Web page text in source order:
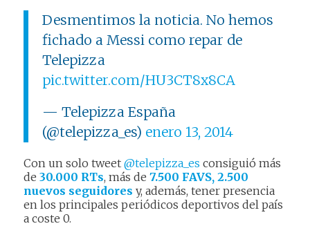
Desmentimos la noticia. No hemos
fichado a Messi como repar de
Telepizza
pic.twitter.com/HU3CT8x8CA
— Telepizza España
(@telepizza_es) enero 13, 2014
Con un solo tweet @telepizza_es consiguió más
de 30.000 RTs, más de 7.500 FAVS, 2.500
nuevos seguidores y, además, tener presencia
en los principales periódicos deportivos del país
a coste 0.